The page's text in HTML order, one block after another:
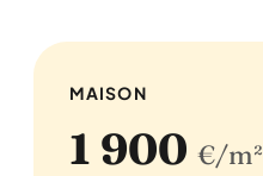
MAISON
1 900 €/m²